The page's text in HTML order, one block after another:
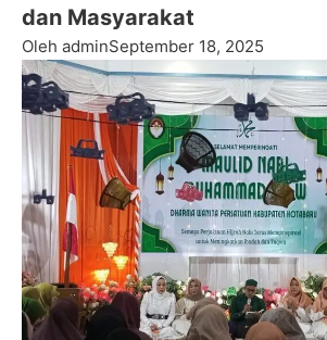
dan Masyarakat
Oleh adminSeptember 18, 2025